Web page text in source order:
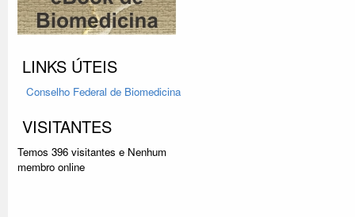
LINKS ÚTEIS
Conselho Federal de Biomedicina
VISITANTES
Temos 396 visitantes e Nenhum
membro online